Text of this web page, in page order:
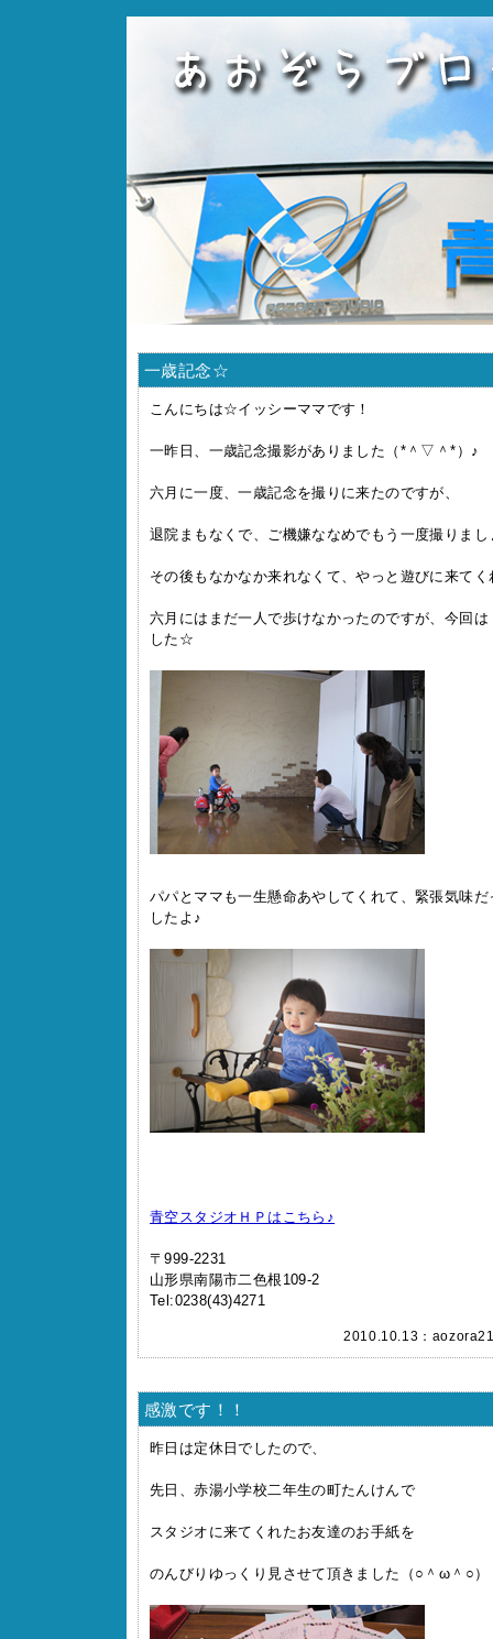
一歳記念☆
こんにちは☆イッシーママです！
一昨日、一歳記念撮影がありました（*＾▽＾*）♪
六月に一度、一歳記念を撮りに来たのですが、
退院まもなくで、ご機嫌ななめでもう一度撮りま
その後もなかなか来れなくて、やっと遊びに来てく
六月にはまだ一人で歩けなかったのですが、今回
した☆
パパとママも一生懸命あやしてくれて、緊張気味
したよ♪
青空スタジオＨＰはこちら♪
〒999-2231
山形県南陽市二色根109-2
Tel:0238(43)4271
2010.10.13：
感激です！！
昨日は定休日でしたので、
先日、赤湯小学校二年生の町たんけんで
スタジオに来てくれたお友達のお手紙を
のんびりゆっくり見させて頂きました（○＾ω＾○）